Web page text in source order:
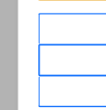
Le proprietà